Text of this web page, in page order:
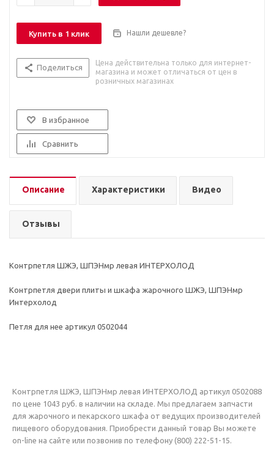
Купить в 1 клик Нашли дешевле?
Поделиться
Цена действительна только для интернет-
магазина и может отличаться от цен в
розничных магазинах
В избранное
Сравнить
Описание Характеристики Видео
Отзывы
Контрпетля ШЖЭ, ШПЭНмр левая ИНТЕРХОЛОД
Контрпетля двери плиты и шкафа жарочного ШЖЭ, ШПЭНмр
Интерхолод
Петля для нее артикул 0502044
Контрпетля ШЖЭ, ШПЭНмр левая ИНТЕРХОЛОД артикул 0502088
по цене 1043 руб. в наличии на складе. Мы предлагаем запчасти
для жарочного и пекарского шкафа от ведущих производителей
пищевого оборудования. Приобрести данный товар Вы можете
on-line на сайте или позвонив по телефону (800) 222-51-15.